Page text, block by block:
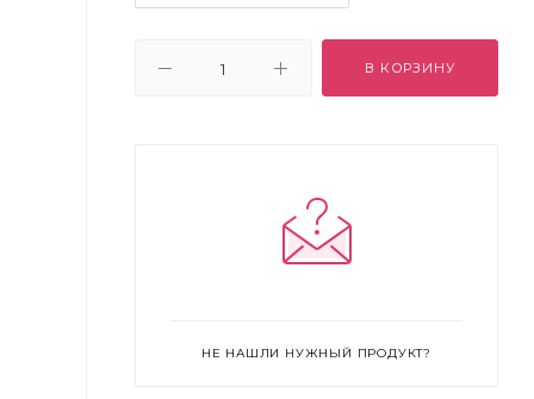
В КОРЗИНУ
НЕ НАШЛИ НУЖНЫЙ ПРОДУКТ?